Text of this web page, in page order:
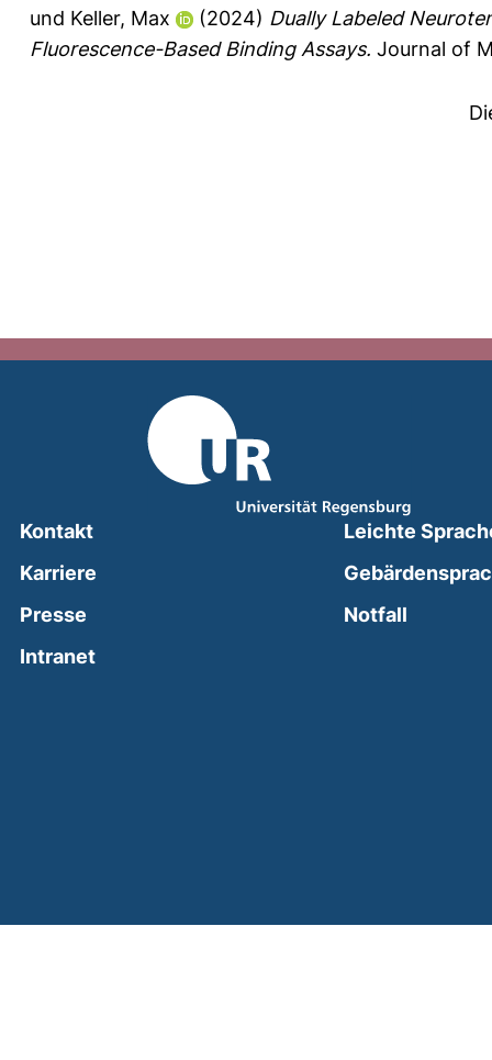
und Keller, Max (2024) Dually Labeled
Fluorescence-Based Binding Assays. Journal of
Kontakt
Karriere
Presse
Intranet(external link, opens in a new window)
Leichte
Notfall